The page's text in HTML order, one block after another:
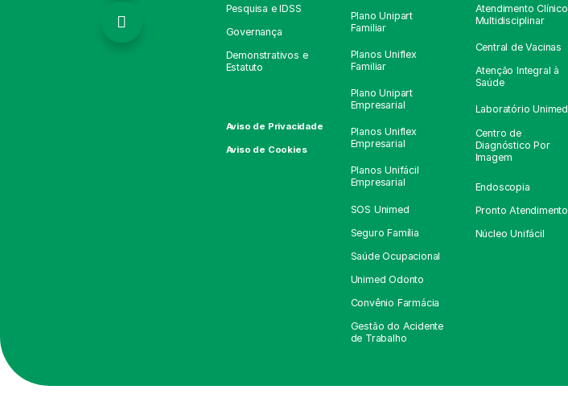

Pesquisa e IDSS
Governança
Demonstrativos e
Estatuto
Aviso de Privacidade
Aviso de Cookies
Plano Unipart
Familiar
Planos Uniflex
Familiar
Plano Unipart
Empresarial
Planos Uniflex
Empresarial
Planos Unifácil
Empresarial
SOS Unimed
Seguro Família
Saúde Ocupacional
Unimed Odonto
Convênio Farmácia
Gestão do Acidente
de Trabalho
Atendimento Clínico
Multidisciplinar
Central de Vacinas
Atenção Integral à
Saúde
Laboratório Unimed
Centro de
Diagnóstico Por
Imagem
Endoscopia
Pronto Atendimento
Núcleo Unifácil